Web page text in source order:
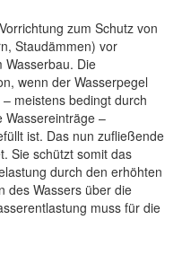
zum Schutz von
Staudämmen) vor
Wasserbau. Die
wenn der Wasserpegel
meistens bedingt durch
–
ist. Das nun zufließende
Sie schützt somit das
durch den erhöhten
des Wassers über die
muss für die